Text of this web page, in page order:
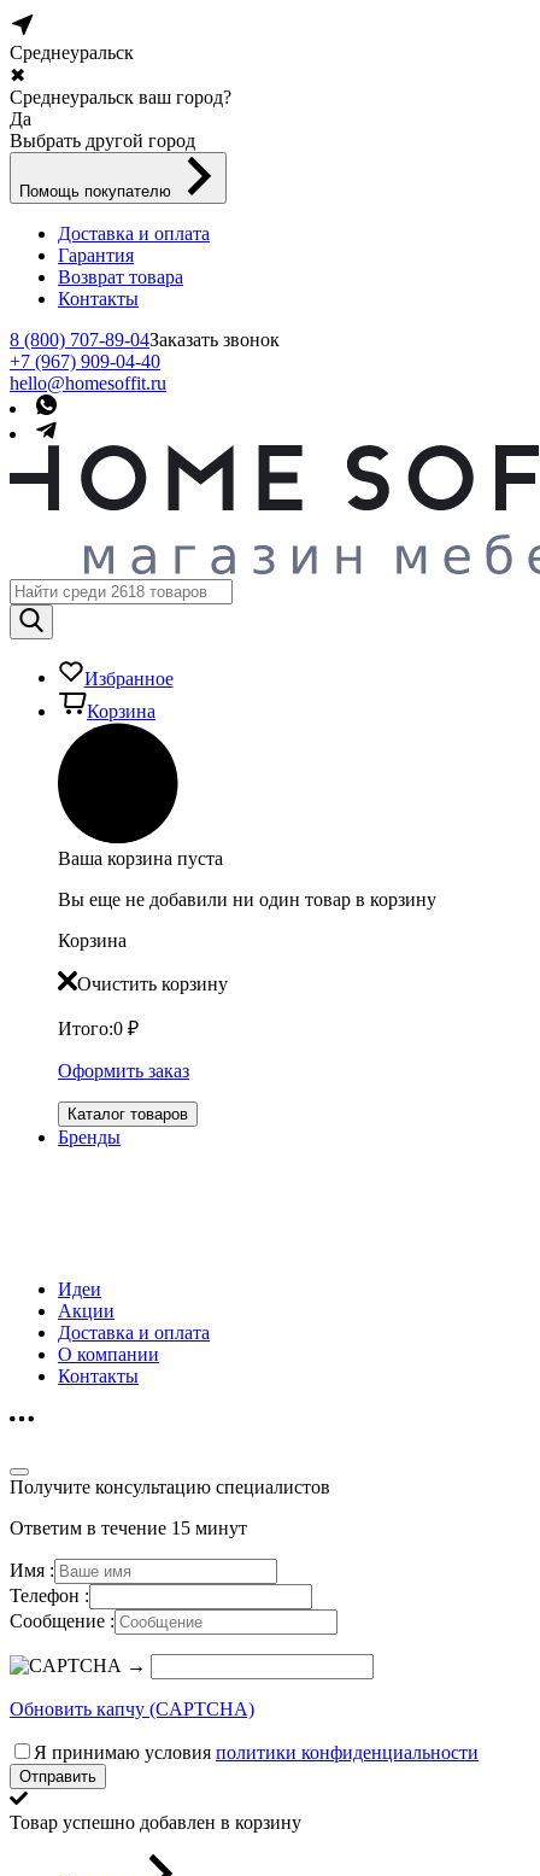
Среднеуральск
✖
Среднеуральск ваш город?
Да
Выбрать другой город
Помощь покупателю
Доставка и оплата
Гарантия
Возврат товара
Контакты
8 (800) 707-89-04Заказать звонок
+7 (967) 909-04-40
hello@homesoffit.ru
Избранное
Корзина
Ваша корзина пуста
Вы еще не добавили ни один товар в корзину
Корзина
Очистить корзину
Итого:0 ₽
Оформить заказ
Каталог товаров
Бренды
Идеи
Акции
Доставка и оплата
О компании
Контакты
Получите консультацию специалистов
Ответим в течение 15 минут
Имя :
Телефон :
Сообщение :
→
Обновить капчу (CAPTCHA)
Я принимаю условия политики конфиденциальности
Отправить
Товар успешно добавлен в корзину